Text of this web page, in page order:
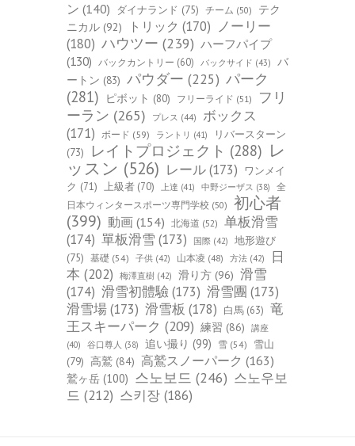
ン (140) ダイナランド (75) チーム (50)
テク
ニカル (92) トリック (170) ノーリー
(180) ハウツー (239) ハーフパイプ
(130)
バックカントリー (60) バックサイド (43)
バ
ートン (83) パウダー (225) パーク
(281)
ピボット (80) フリーライド (51)
フリ
ーラン (265) プレス (44)
ボックス
(171)
ボード (59) ラントリ (41)
リバースターン
(73)
レイトプロジェクト (288) レ
ッスン (526) レール(173) ワンメイ
ク (71) 上級者 (70) 上達 (41) 中野ジーザス (38)
全
日本ウィンタースポーツ専門学校 (50) 初心者
(399) 動画 (154) 北海道 (52) 单板滑雪
(174) 單板滑雪 (173) 国際 (42)
地形遊び
(75) 基礎 (54) 子供 (42) 山本凌 (48) 方法 (42)
日
本 (202) 梅澤直樹 (42) 滑り方 (96) 滑雪
(174) 滑雪初體驗 (173) 滑雪團 (173)
滑雪場(173) 滑雪板 (178) 白馬 (63) 竜
王スキーパーク (209) 練習 (86)
講座
(40)
谷口尊人 (38) 追い撮り (99) 雪 (54)
雪山
(79) 高鷲 (84) 高鷲スノーパーク (163)
鷲ヶ岳 (100) 스노보드 (246) 스노우보
드 (212) 스키장 (186)